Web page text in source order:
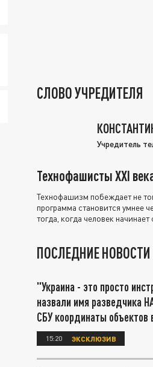
СЛОВО УЧРЕДИТЕЛЯ
Учредитель
Технофашисты XXI
Технофашизм побеждает не
программа становится умнее
тогда, когда человек
ПОСЛЕДНИЕ НОВОСТИ
"Украина - это просто
назвали имя разведчика
СБУ координаты объектов
15:20 ЭКСКЛЮЗИВ